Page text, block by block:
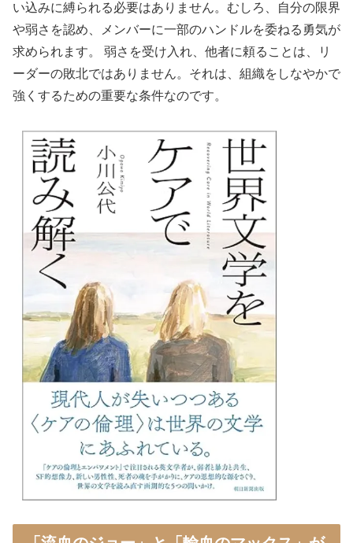
い込みに縛られる必要はありません。むしろ、自分の限界
や弱さを認め、メンバーに一部のハンドルを委ねる勇気が
求められます。 弱さを受け入れ、他者に頼ることは、リ
ーダーの敗北ではありません。それは、組織をしなやかで
強くするための重要な条件なのです。